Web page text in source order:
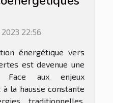
22:56
énergétique vers
est devenue une
Face aux enjeux
la hausse constante
traditionnelles,